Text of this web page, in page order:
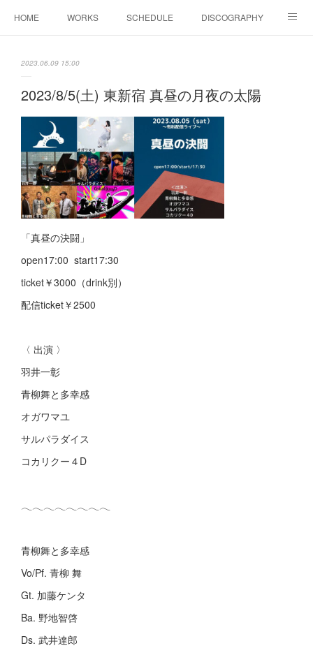
HOME WORKS SCHEDULE DISCOGRAPHY
2023.06.09 15:00
2023/8/5(土) 東新宿 真昼の月夜の太陽
「真昼の決闘」
open17:00 start17:30
ticket￥3000（drink別）
配信ticket￥2500
〈 出演 〉
羽井一彰
青柳舞と多幸感
オガワマユ
サルパラダイス
コカリクー４D
𓂃𓂃𓂃𓂃𓂃𓂃𓂃𓂃
青柳舞と多幸感
Vo/Pf. 青柳 舞
Gt. 加藤ケンタ
Ba. 野地智啓
Ds. 武井達郎